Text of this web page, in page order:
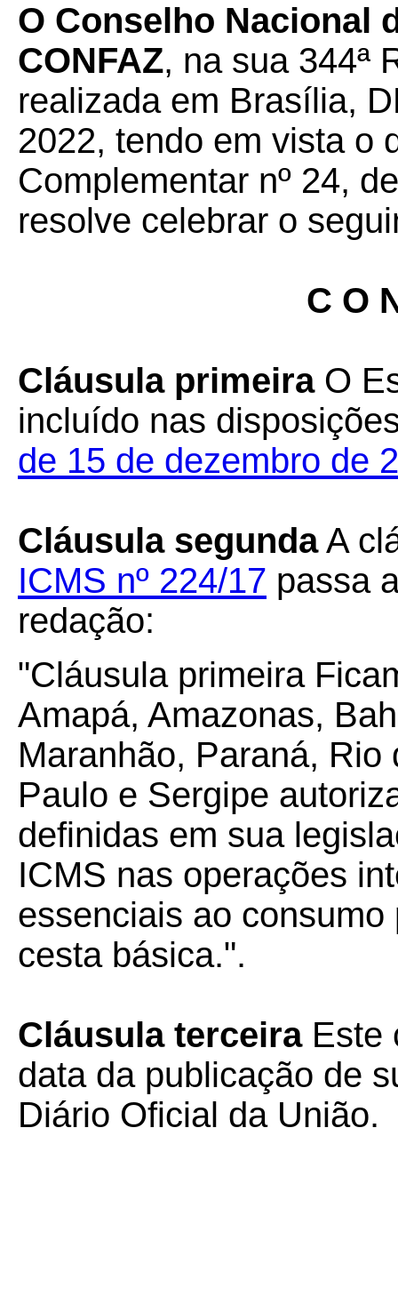
O Conselho Nacional
CONFAZ, na sua 344ª
realizada em Brasília,
2022, tendo em vista o
Complementar nº 24,
resolve celebrar o
C O
Cláusula primeiraO
incluído nas
de 15 de dezembro de
Cláusula segundaA
ICMS nº 224/17 passa
redação:
"Cláusula primeira
Amapá, Amazonas,
Maranhão, Paraná,
Paulo e Sergipe
definidas em sua
ICMS nas operações
essenciais ao
cesta básica.".
Cláusula terceiraEste
data da publicação de
Diário Oficial da União.